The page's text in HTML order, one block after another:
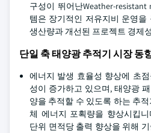
구성이 뛰어난Weather-
템은 장기적인 저유지비 운영을
생산량과 개선된 프로젝트 경제
단일 축 태양광 추적기 시장 동
에너지 발생 효율성 향상에 초
성이 증가하고 있으며, 태양광
양을 추적할 수 있도록 하는 추
체 에너지 포획량을 향상시킵
단위 면적당 출력 향상을 위해